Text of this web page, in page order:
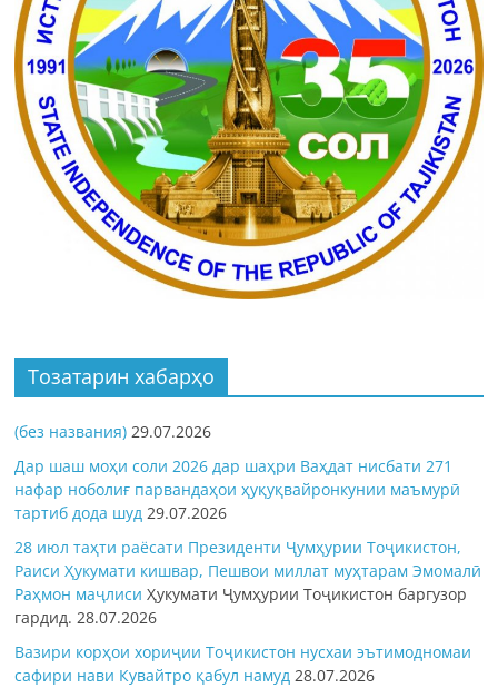
Тозатарин хабарҳо
(без названия) 29.07.2026
Дар шаш моҳи соли 2026 дар шаҳри Ваҳдат нисбати 271
нафар ноболиғ парвандаҳои ҳуқуқвайронкунии маъмурӣ
тартиб дода шуд 29.07.2026
28 июл таҳти раёсати Президенти Ҷумҳурии Тоҷикистон,
Раиси Ҳукумати кишвар, Пешвои миллат муҳтарам Эмомалӣ
Раҳмон маҷлисиҲукумати Ҷумҳурии Тоҷикистон баргузор
гардид.28.07.2026
Вазири корҳои хориҷии Тоҷикистон нусхаи эътимодномаи
сафири нави Кувайтро қабул намуд 28.07.2026